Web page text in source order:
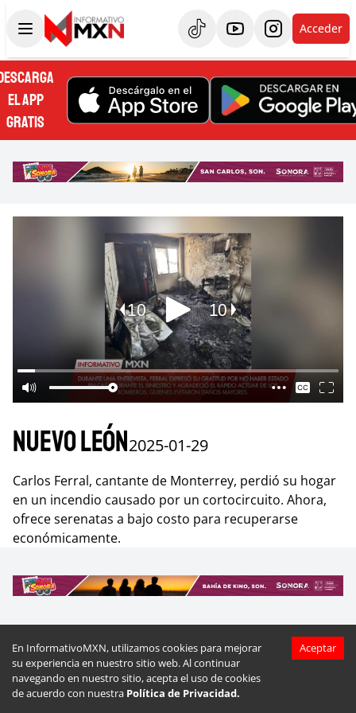
En InformativoMXN, utilizamos cookies para mejorar
su experiencia en nuestro sitio web. Al continuar
navegando en nuestro sitio, acepta el uso de cookies
de acuerdo con nuestra Política de Privacidad.
Aceptar
Acceder
EL APP
GRATIS
Nuevo León2025-01-29
Carlos Ferral, cantante de Monterrey, perdió su hogar
en un incendio causado por un cortocircuito. Ahora,
ofrece serenatas a bajo costo para recuperarse
económicamente.
Más videos deNuevo León